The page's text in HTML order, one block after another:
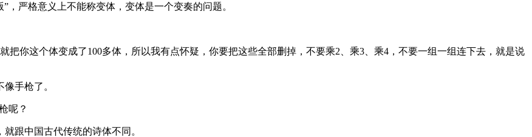
，严格意义上不能称变体，变体是一个变奏的问题。
把你这个体变成了100多体，所以我有点怀疑，你要把这些全部删掉，不要乘2、乘3、乘4，不要一组一组连下去，就是说
手枪了。
呢？
跟中国古代传统的诗体不同。